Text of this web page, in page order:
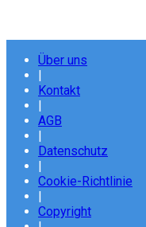
Über uns
Kontakt
AGB
Datenschutz
Cookie-Richtlinie
Copyright